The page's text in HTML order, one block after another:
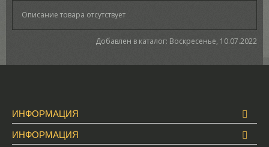
Описание товара отсутствует
Добавлен в каталог: Воскресенье, 10.07.2022
ИНФОРМАЦИЯ
ИНФОРМАЦИЯ